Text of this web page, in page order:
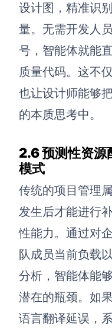
设计图，精准识
量。无需开发人
号，智能体就能
质量代码。这不
也让设计师能够
的本质思考中。
2.6 预测性资源
模式
传统的项目管理
发生后才能进行
性能力。通过对
队成员当前负载
分析，智能体能
潜在的瓶颈。如
语言翻译延误，